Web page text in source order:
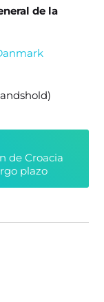
de la
de Croacia
plazo